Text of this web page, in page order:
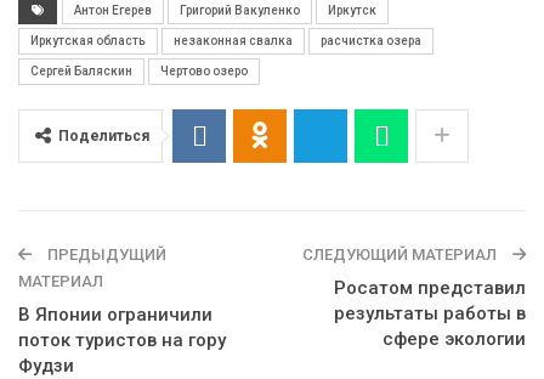
Антон Егерев Григорий Вакуленко Иркутск
Иркутская область незаконная свалка расчистка озера
Сергей Баляскин Чертово озеро
Поделиться
ПРЕДЫДУЩИЙ
МАТЕРИАЛ
В Японии ограничили
поток туристов на гору
Фудзи
СЛЕДУЮЩИЙ МАТЕРИАЛ
Росатом представил
результаты работы в
сфере экологии